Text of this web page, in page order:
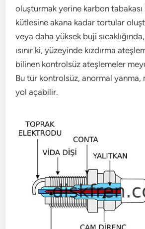
oluşturmak yerine karbon
kütlesine akana kadar tortular
veya daha yüksek buji
ısınır ki, yüzeyinde kızdırma
bilinen kontrolsüz ateşlemeler
Bu tür kontrolsüz, anormal yanma,
yol açabilir.